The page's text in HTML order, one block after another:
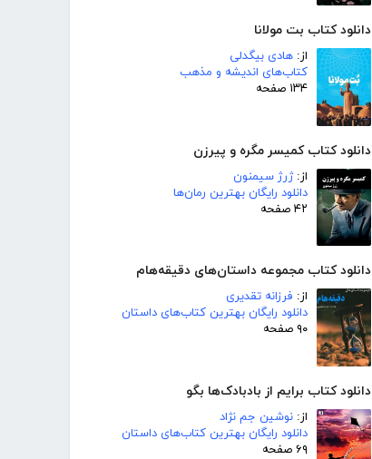
دانلود کتاب بت مولانا
از: هادی بیگدلی
کتاب‌های اندیشه و مذهب
۱۳۴ صفحه
دانلود کتاب کمیسر مگره و پیرزن
از:ژرژ سیمنون
دانلود رایگان بهترین رمان‌ها
۴۲ صفحه
دانلود کتاب مجموعه داستان‌های دقیقه‌هام
از: فرزانه تقدیری
دانلود رایگان بهترین کتاب‌های داستان
۹۰ صفحه
دانلود کتاب برایم از بادبادک‌ها بگو
از: نوشین جم نژاد
دانلود رایگان بهترین کتاب‌های داستان
۶۹ صفحه